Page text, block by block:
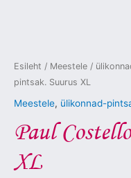
Esileht / Meestele /
pintsak. Suurus XL
Meestele, ülikonnad-
Paul
XL